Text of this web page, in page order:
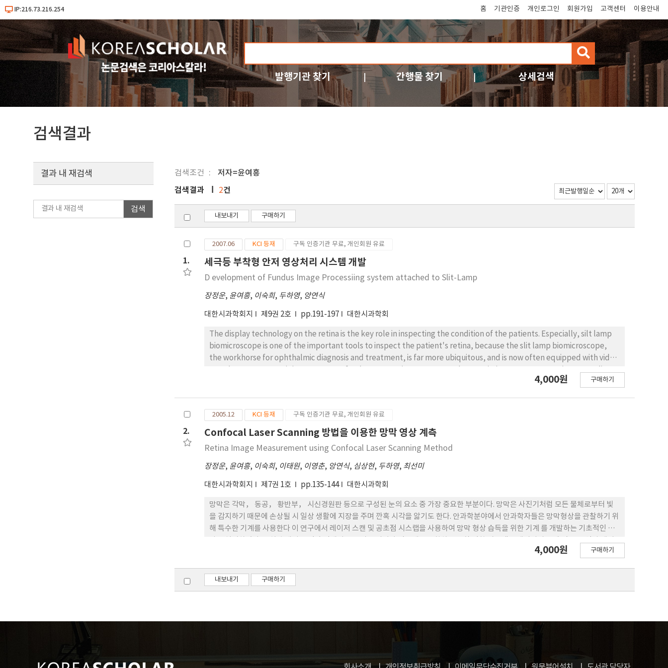
IP:216.73.216.254 홈 기관인증 개인로그인 회원가입 고객센터 이용안내
검
색
발행기관 찾기 간행물 찾기 상세검색
검색결과
검색조건 저자=윤여흥
결과 내 재검색
검색
검색결과 2건
내보내기 구매하기
1.
2007.06 KCI 등재 구독 인증기관 무료, 개인회원 유료
세극등 부착형 안저 영상처리 시스템 개발
D evelopment of Fundus Image Processiing system attached to Slit-Lamp
장정운, 윤여흥, 이숙희, 두하영, 양연식
대한시과학회지 제9권 2호 pp.191-197 대한시과학회
The display technology on the retina is the key role in inspecting the condition of the patients. Especially, silt lamp
biomicroscope is one of the important tools to inspect the patient's retina, because the slit lamp biomicroscope,
the workhorse for ophthalmic diagnosis and treatment, is far more ubiquitous, and is now often equipped with video
may be, in part, attributable to a narrow field of view and specular reflections arising from the cornea and sclera. In
The developed algorithms allowed for highly accurate alignment and blending of partially overlapping slit lamp
biomicroscopic fundus images to generate a seamless, high quality and wide field image. Therefore we verified the
biomicroscopic fundus images. The improved quality and wide field of view may confer for inexpensive, real time
photo-documentation of retina abnormalities.
4,000원 구매하기
2.
2005.12 KCI 등재 구독 인증기관 무료, 개인회원 유료
Confocal Laser Scanning 방법을 이용한 망막 영상 계측
Retina Image Measurement using Confocal Laser Scanning Method
장정운, 윤여흥, 이숙희, 이태원, 이영춘, 앙연식, 심상현, 두하영, 최선미
대한시과학회지 제7권 1호 pp.135-144 대한시과학회
망막은 각막， 동공， 황반부， 시신경원판 등으로 구성된 눈의 요소 중 가장 중요한 부분이다. 망막은 사진기처럼 모든 물체로부터 빛
을 감지하기 때문에 손상될 시 일상 생활에 지장을 주며 깐혹 시각을 앓기도 한다. 안과학분야에서 안과학자들은 망막형상을 관찰하기 위
해 특수한 기계를 사용한다 이 연구에서 레이저 스캔 및 공초점 시스랩을 사용하여 망막 형상 습득을 위한 기계 를 개발하는 기초적인 조
터 획득을 위해 광학 bed 에 설치하였다. 스랩 모터， 레이저 파워 및 APD를 통제하기 위해 Visual C++ 로 인해 모아진 제어판은 ADA
의 결과는 망막 측정 시스템의 가능성을 입증하고 있다.
4,000원 구매하기
내보내기 구매하기